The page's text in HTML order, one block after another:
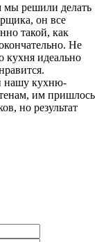
мы решили делать
он все
такой, как
Не
кухня идеально
нашу кухню-
им пришлось
но результат